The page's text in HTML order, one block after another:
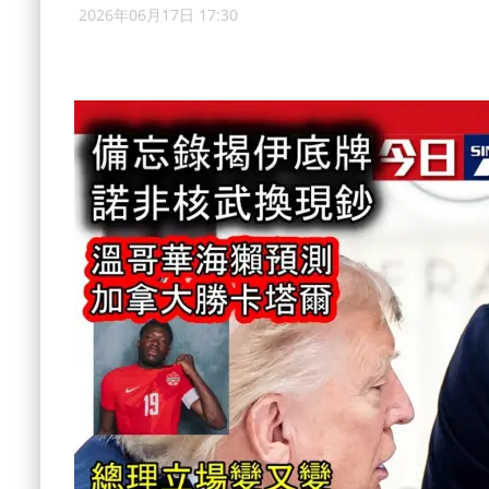
2026年06月17日 17:30